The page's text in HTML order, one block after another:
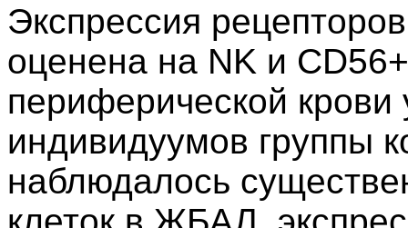
Экспрессия
оценена на NK и
периферической крови
индивидуумов группы
наблюдалось